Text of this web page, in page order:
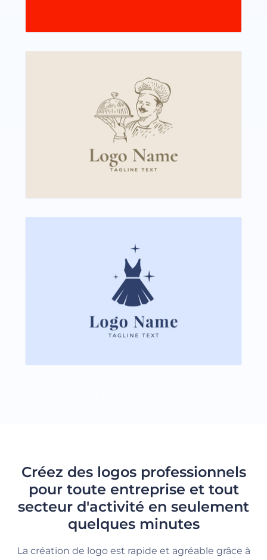
Créez des logos professionnels
pour toute entreprise et tout
secteur d'activité en seulement
quelques minutes
La création de logo est rapide et agréable grâce à